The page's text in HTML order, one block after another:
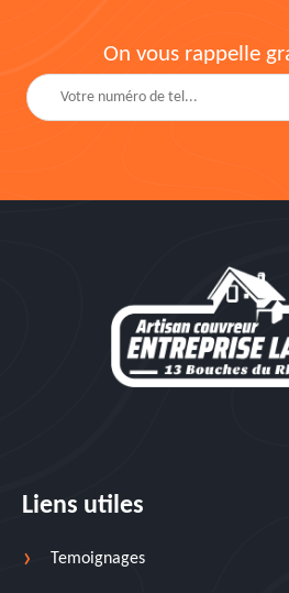
On vous rappelle
Liens utiles
Temoignages